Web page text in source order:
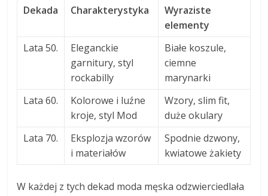
Dekada Charakterystyka
Wyraziste
elementy
Lata 50.
Eleganckie
garnitury, styl
rockabilly
Białe koszule,
ciemne
marynarki
Lata 60.
Kolorowe i luźne
kroje, styl Mod
Wzory, slim fit,
duże okulary
Lata 70.
Eksplozja wzorów
i materiałów
Spodnie dzwony,
kwiatowe żakiety
W każdej z tych dekad moda męska odzwierciedlała